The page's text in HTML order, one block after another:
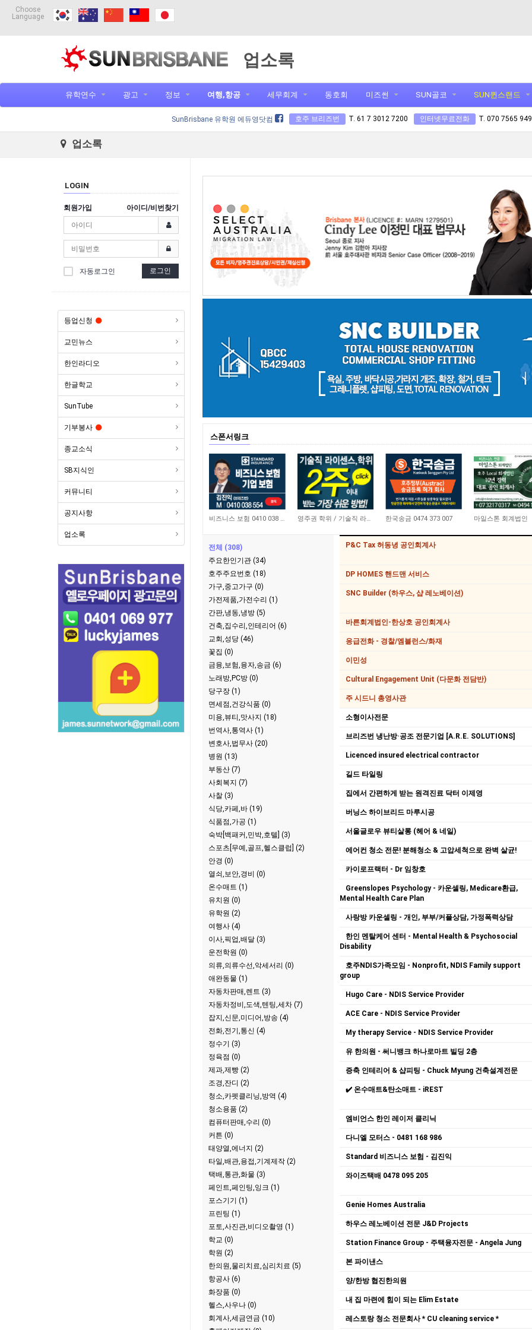
Choose
Language
업소록
유학연수 광고 정보 여행,항공 세무회계 동호회 미즈썬 SUN골코 SUN퀸스랜드
SunBrisbane 유학원 에듀영닷컴 호주 브리즈번 T. 61 7 3012 7200 인터넷무료전화 T. 070 7565
업소록
LOGIN
회원가입 아이디/비번찾기
자동로그인 로그인
등업신청
교민뉴스
한인라디오
한글학교
SunTube
기부봉사
종교소식
SB지식인
커뮤니티
공지사항
업소록
스폰서링크
4,649 21,174 영주권 학위 / 기술직 라이센스 최소2주안에 받기! (요리, 페인팅, 용접, 차일드케어 등… 10,746
한국송금 0474 373 007 4,669
마일스톤 회계법인
전체 (308)
주요한인기관 (34)
호주주요번호 (18)
가구,중고가구 (0)
가전제품,가전수리 (1)
간판,냉동,냉방 (5)
건축,집수리,인테리어 (6)
교회,성당 (46)
꽃집 (0)
금융,보험,융자,송금 (6)
노래방,PC방 (0)
당구장 (1)
면세점,건강식품 (0)
미용,뷰티,맛사지 (18)
번역사,통역사 (1)
변호사,법무사 (20)
병원 (13)
부동산 (7)
사회복지 (7)
사찰 (3)
식당,카페,바 (19)
식품점,가공 (1)
숙박[백패커,민박,호텔] (3)
스포츠[무예,골프,헬스클럽] (2)
안경 (0)
열쇠,보안,경비 (0)
온수매트 (1)
유치원 (0)
유학원 (2)
여행사 (4)
이사,픽업,배달 (3)
운전학원 (0)
의류,의류수선,악세서리 (0)
애완동물 (1)
자동차판매,렌트 (3)
자동차정비,도색,텐팅,세차 (7)
잡지,신문,미디어,방송 (4)
전화,전기,통신 (4)
정수기 (3)
정육점 (0)
제과,제빵 (2)
조경,잔디 (2)
청소,카펫클리닝,방역 (4)
청소용품 (2)
컴퓨터판매,수리 (0)
커튼 (0)
태양열,에너지 (2)
타일,배관,용접,기계제작 (2)
택배,통관,화물 (3)
페인트,페인팅,잉크 (1)
포스기기 (1)
프린팅 (1)
포토,사진관,비디오촬영 (1)
학교 (0)
학원 (2)
한의원,물리치료,심리치료 (5)
항공사 (6)
화장품 (0)
헬스,사우나 (0)
회계사,세금연금 (10)
P&C Tax 허동녕 공인회계사
DP HOMES 핸드맨 서비스
SNC Builder (하우스, 샵 레노베이션)
바른회계법인-한상호 공인회계사
응급전화 - 경찰/엠블런스/화재
이민성
Cultural Engagement Unit (다문화 전담반)
주 시드니 총영사관
소형이사전문
브리즈번 냉난방·공조 전문기업 [A.R.E. SOLUTIONS]
Licenced insured electrical contractor
길드 타일링
집에서 간편하게 받는 원격진료 닥터 이제영
버닝스 하이브리드 마루시공
서울글로우 뷰티살롱 (헤어 & 네일)
에어컨 청소 전문! 분해청소 & 고압세척으로 완벽 살균!
카이로프랙터 - Dr 임창호
Greenslopes Psychology - 카운셀링, Medicare환급,
Mental Health Care Plan
사랑방 카운셀링 - 개인, 부부/커플상담, 가정폭력상담
한인 멘탈케어 센터 - Mental Health & Psychosocial
Disability
호주NDIS가족모임 - Nonprofit, NDIS Family support
group
Hugo Care - NDIS Service Provider
ACE Care - NDIS Service Provider
My therapy Service - NDIS Service Provider
유 한의원 - 써니뱅크 하나로마트 빌딩 2층
증축 인테리어 & 샵피팅 - Chuck Myung 건축설계전문
✔️ 온수매트&탄소매트 - iREST
엠비언스 한인 레이저 클리닉
다니엘 모터스 - 0481 168 986
Standard 비즈니스 보험 - 김진익
와이즈택배 0478 095 205
Genie Homes Australia
하우스 레노베이션 전문 J&D Projects
Station Finance Group - 주택융자전문 - Angela Jung
본 파이낸스
양/한방 협진한의원
내 집 마련에 힘이 되는 Elim Estate
레스토랑 청소 전문회사 * CU cleaning service *